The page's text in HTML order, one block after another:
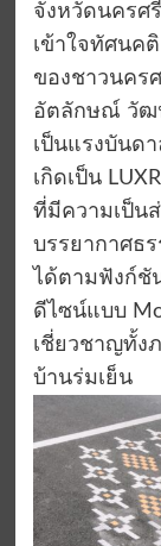
จังหวัดนครศ
เข้าใจทัศนค
ของชาวนคร
อัตลักษณ์ วัฒ
เป็นแรงบันด
เกิดเป็น
ที่มีความเป็น
บรรยากาศธ
ได้ตามฟังก์ชั
ดีไซน์แบบ
เชี่ยวชาญทั้ง
บ้านร่มเย็น